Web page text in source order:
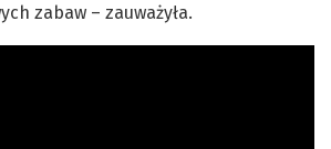
zabaw – zauważyła.